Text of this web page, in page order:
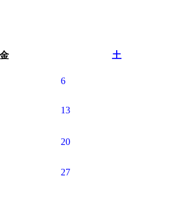
金 土
6
13
20
27